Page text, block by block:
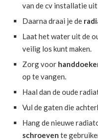
van de cv installatie
Daarna draai je de
Laat het water uit de
veilig los kunt maken.
Zorg voor
op te vangen.
Haal dan de oude
Vul de gaten die
Hang de nieuwe
schroeven te